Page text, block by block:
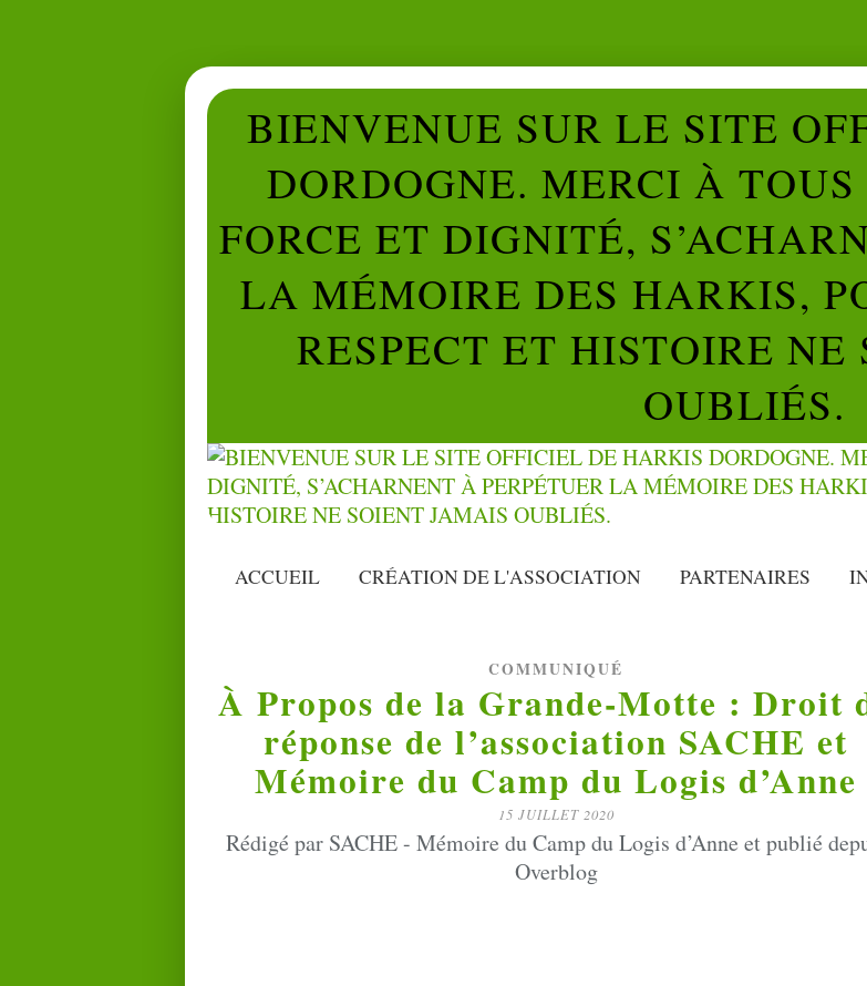
BIENVENUE SUR LE SITE
DORDOGNE. MERCI À
FORCE ET DIGNITÉ,
LA MÉMOIRE DES HARKIS,
RESPECT ET HISTOIRE
OUBLIÉS.
ACCUEIL CRÉATION DE L'ASSOCIATION PARTENAIRES
COMMUNIQUÉ
À Propos de la Grande-Motte : Droit
réponse de l’association SACHE et
Mémoire du Camp du Logis d’Anne
15 JUILLET 2020
Rédigé par SACHE - Mémoire du Camp du Logis d’Anne et publié
Overblog